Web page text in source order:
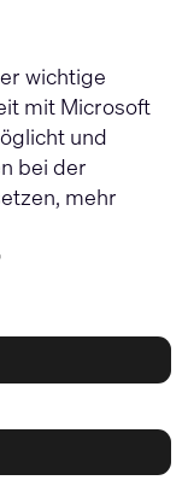
wichtige
mit Microsoft
und
bei der
mehr